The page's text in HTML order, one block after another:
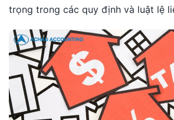
trọng trong các quy định và luật lệ